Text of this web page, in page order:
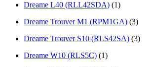
Dreame L40 (RLL42SDA) (1)
Dreame Trouver M1 (RPM1GA) (3)
Dreame Trouver S10 (RLS42SA) (3)
Dreame W10 (RLS5C) (1)